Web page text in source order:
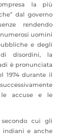
la più
dal governo
rendendo
uomini
e degli
disordini, la
è pronunciata
1974 durante il
le accuse e le
cui gli
indiani e anche